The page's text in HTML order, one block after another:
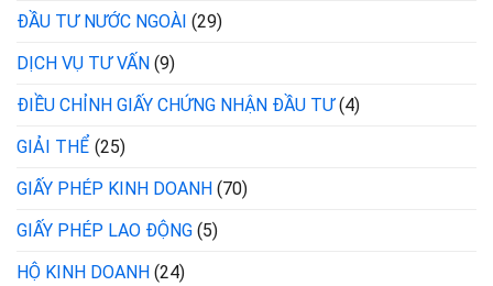
ĐẦU TƯ NƯỚC NGOÀI (29)
DỊCH VỤ TƯ VẤN (9)
ĐIỀU CHỈNH GIẤY CHỨNG NHẬN ĐẦU TƯ(4)
GIẢI THỂ (25)
GIẤY PHÉP KINH DOANH (70)
GIẤY PHÉP LAO ĐỘNG (5)
HỘ KINH DOANH (24)